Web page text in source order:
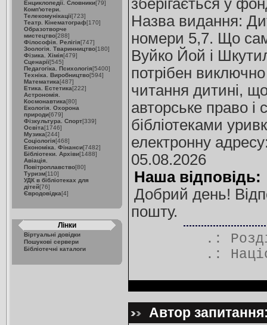
Енциклопедії. Словники[79]
Комп'ютери.
Телекомунікації[723]
Театр. Кінематограф[170]
Образотворче
мистецтво[288]
Філософія. Релігія[747]
Зоологія. Тваринництво[180]
Фізика. Хімія[479]
Сценарії[545]
Педагогіка. Психологія[5400]
Техніка. Виробництво[594]
Математика[487]
Етика. Естетика[222]
Астрономія.
Космонавтика[80]
Екологія. Охорона
природи[679]
Фізкультура. Спорт[339]
Освіта[1746]
Музика[244]
Соціологія[468]
Економіка. Фінанси[7482]
Бібліотеки. Архіви[1488]
Авіація.
Повітроплавство[80]
Туризм[110]
УДК в бібліотеках для
дітей[76]
Євродовідка[4]
Лінки
Віртуальні довідки
Пошукові сервери
Бібліотечні каталоги
зберігається у
Назва видання:
номери 5,7. Що
Вуйко Йой і
потрібен
читання дитині,
авторське право і
бібліотеками
електронну
05.08.2026
Наша відповідь:
Добрий день!
пошту.
.:
.:
Автор